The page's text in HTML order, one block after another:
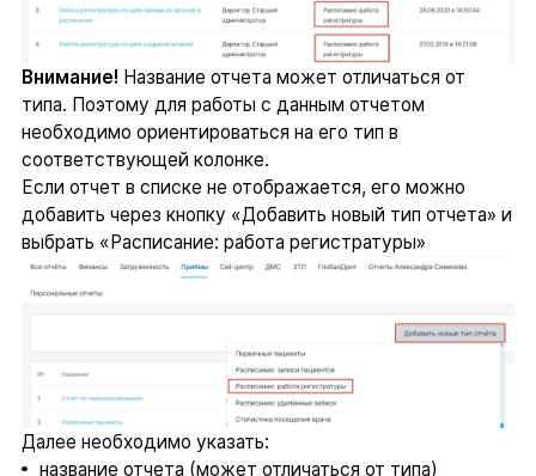
Внимание! Название отчета может отличаться от
типа. Поэтому для работы с данным отчетом
необходимо ориентироваться на его тип в
соответствующей колонке.
Если отчет в списке не отображается, его можно
добавить через кнопку «Добавить новый тип отчета» и
выбрать «Расписание: работа регистратуры»
Далее необходимо указать:
название отчета (может отличаться от типа)